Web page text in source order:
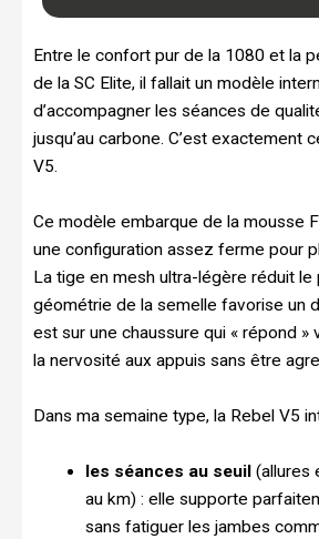
Entre le confort pur de la 1080 et la
de la SC Elite, il fallait un modèle
d’accompagner les séances de
jusqu’au carbone. C’est exactement
V5.
Ce modèle embarque de la mousse
une configuration assez ferme pour
La tige en mesh ultra-légère réduit le
géométrie de la semelle favorise un
est sur une chaussure qui « répond »
la nervosité aux appuis sans être
Dans ma semaine type, la Rebel V5
les séances au seuil(allures
au km) : elle supporte
sans fatiguer les jambes